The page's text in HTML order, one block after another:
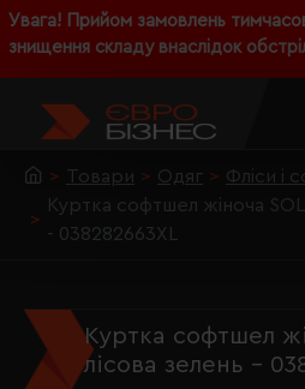
Увага! Прийом замовлень
знищення складу внаслідок
Товари Одяг
Фліси і
Куртка софтшел жіноча
- 038282663XL
Куртка софтшел
лісова зелень -